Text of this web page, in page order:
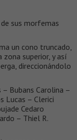
sus morfemas
un cono truncado,
superior, y así
direccionándolo
– Bubans Carolina –
Lucas – Clerici
Cedaro
– Thiel R.